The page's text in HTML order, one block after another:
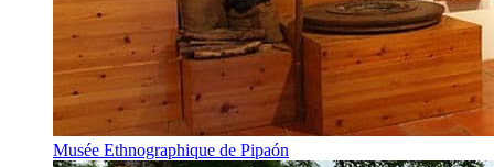
Musée Ethnographique de Pipaón